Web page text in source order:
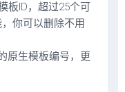
板ID，超过25个可
你可以删除不用
原生模板编号，更